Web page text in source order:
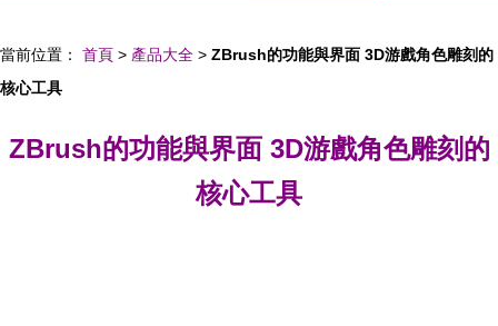
當前位置： 首頁 > 產品大全 > ZBrush的功能與界面 3D游戲角色雕刻的
核心工具
ZBrush的功能與界面 3D游戲角色雕刻的
核心工具